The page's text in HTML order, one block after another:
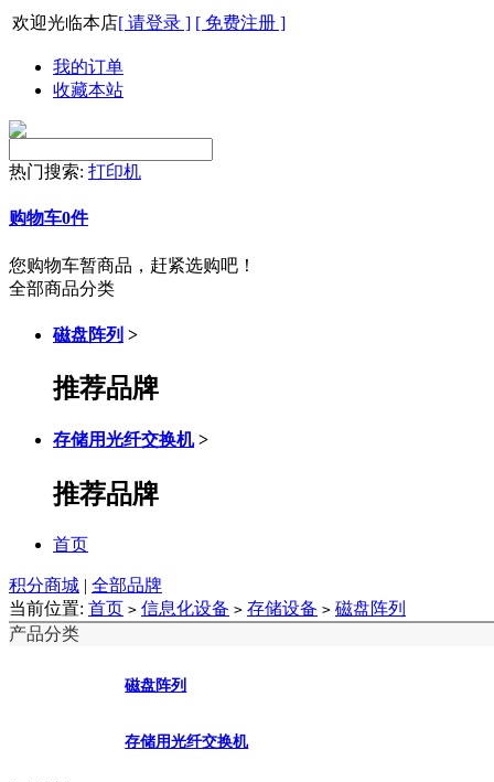
欢迎光临本店[ 请登录 ] [ 免费注册 ]
我的订单
收藏本站
热门搜索: 打印机
购物车0件
您购物车暂商品，赶紧选购吧！
全部商品分类
磁盘阵列 >
推荐品牌
存储用光纤交换机 >
推荐品牌
首页
积分商城 | 全部品牌
当前位置: 首页 > 信息化设备 > 存储设备 > 磁盘阵列
产品分类
磁盘阵列
存储用光纤交换机